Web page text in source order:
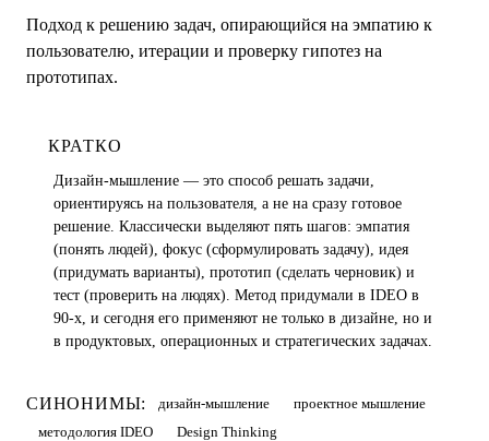
Подход к решению задач, опирающийся на эмпатию к
пользователю, итерации и проверку гипотез на
прототипах.
КРАТКО
Дизайн-мышление — это способ решать задачи,
ориентируясь на пользователя, а не на сразу готовое
решение. Классически выделяют пять шагов: эмпатия
(понять людей), фокус (сформулировать задачу), идея
(придумать варианты), прототип (сделать черновик) и
тест (проверить на людях). Метод придумали в IDEO в
90-х, и сегодня его применяют не только в дизайне, но и
в продуктовых, операционных и стратегических задачах.
СИНОНИМЫ: дизайн-мышление
проектное мышление
методология IDEO
Design Thinking